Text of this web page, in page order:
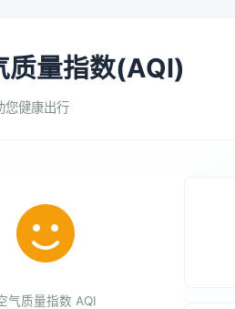
质量指数(AQI)
您健康出行
气质量指数 AQI